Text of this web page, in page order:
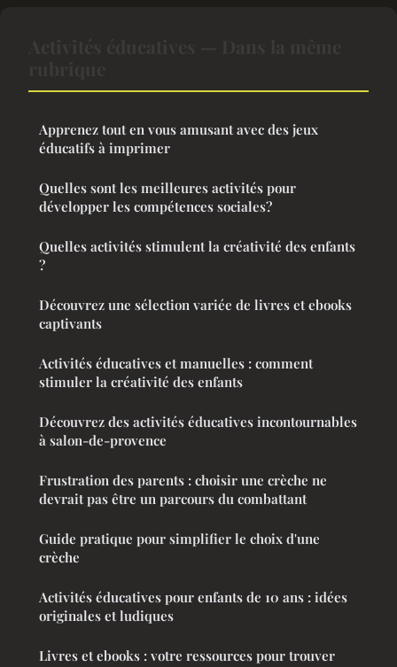
Apprenez tout en vous amusant avec des jeux
éducatifs à imprimer
Quelles sont les meilleures activités pour
développer les compétences sociales?
Quelles activités stimulent la créativité des enfants
?
Découvrez une sélection variée de livres et ebooks
captivants
Activités éducatives et manuelles : comment
stimuler la créativité des enfants
Découvrez des activités éducatives incontournables
à salon-de-provence
Frustration des parents : choisir une crèche ne
devrait pas être un parcours du combattant
Guide pratique pour simplifier le choix d'une
crèche
Activités éducatives pour enfants de 10 ans : idées
originales et ludiques
Livres et ebooks : votre ressources pour trouver